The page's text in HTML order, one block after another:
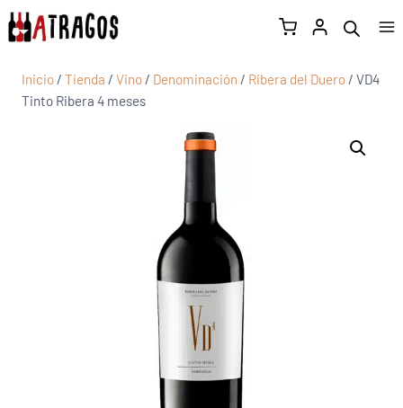
Inicio / Tienda / Vino / Denominación / Ribera del Duero / VD4
Tinto Ribera 4 meses